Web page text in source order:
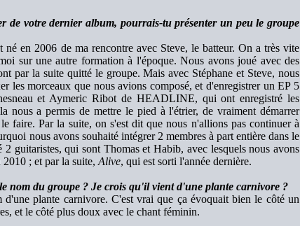
de votre dernier album, pourrais-tu présenter un peu le groupe
en 2006 de ma rencontre avec Steve, le batteur. On a très vite
sur une autre formation à l'époque. Nous avons joué avec des
par la suite quitté le groupe. Mais avec Stéphane et Steve, nous
les morceaux que nous avions composé, et d'enregistrer un EP 5
et Aymeric Ribot de HEADLINE, qui ont enregistré les
nous a permis de mettre le pied à l'étrier, de vraiment démarrer
faire. Par la suite, on s'est dit que nous n'allions pas continuer à
nous avons souhaité intégrer 2 membres à part entière dans le
guitaristes, qui sont Thomas et Habib, avec lesquels nous avons
; et par la suite, Alive, qui est sorti l'année dernière.
nom du groupe ? Je crois qu'il vient d'une plante carnivore ?
plante carnivore. C'est vrai que ça évoquait bien le côté un
et le côté plus doux avec le chant féminin.